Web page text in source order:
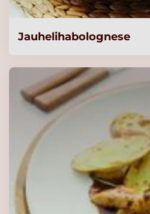
Knorr
Lue lisää
Lue lisää
Knorr
Lue lisää
Jauhelihabolognese